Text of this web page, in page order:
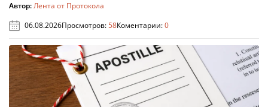
Автор:Лента от Протокола
06.08.2026Просмотров:58Коментарии:0